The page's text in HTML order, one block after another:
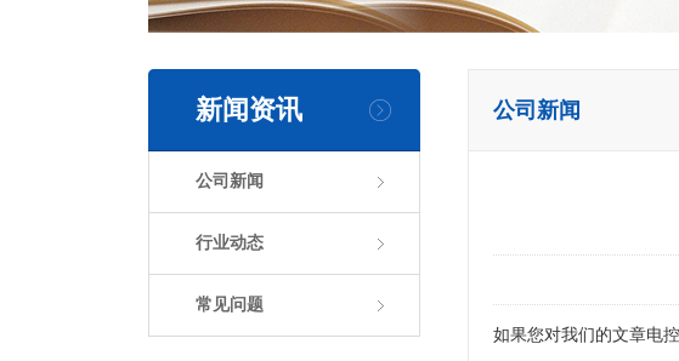
新闻资讯
公司新闻
行业动态
常见问题
公司新闻
如果您对我们的文章电